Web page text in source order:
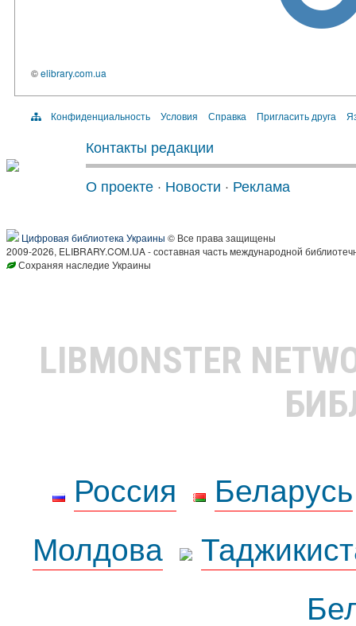
©elibrary.com.ua
Конфиденциальность Условия Справка Пригласить друга
Контакты редакции
О проекте · Новости · Реклама
Цифровая библиотека Украины © Все права защищены
2009-2026, ELIBRARY.COM.UA - составная часть международной
Сохраняя наследие Украины
LIBMONSTER
Россия
Беларусь
Молдова